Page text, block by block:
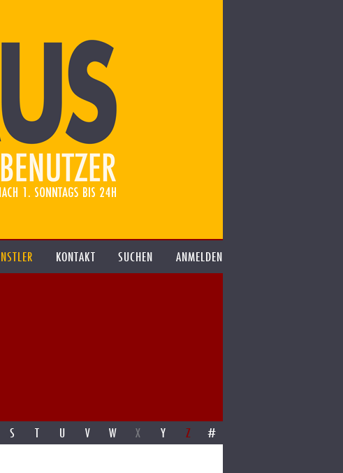
KONTAKT SUCHEN ANMELDEN
S T U V W X Y Z #